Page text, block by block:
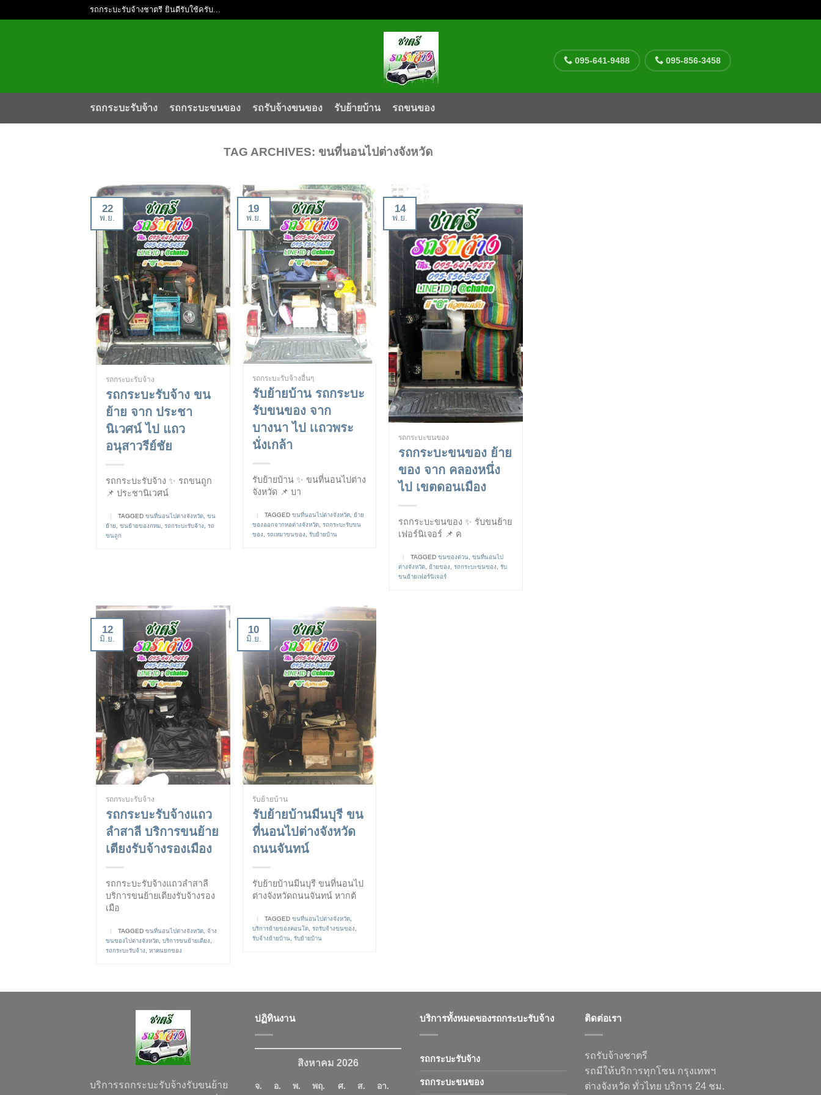
รถกระบะรับจ้างชาตรี ยินดีรับใช้ครับ...
095-641-9488 095-856-3458
รถกระบะรับจ้าง รถกระบะขนของ รถรับจ้างขนของ รับย้ายบ้าน รถขนของ
TAG ARCHIVES: ขนที่นอนไปต่างจังหวัด
22
พ.ย.
รถกระบะรับจ้าง
รถกระบะรับจ้าง ขน
ย้าย จาก ประชา
นิเวศน์ ไป แถว
อนุสาวรีย์ชัย
รถกระบะรับจ้าง ✨ รถขนถูก
📌 ประชานิเวศน์
| TAGGED ขนที่นอนไปต่างจังหวัด ขน
ย้าย
ขนย้ายของกทม รถกระบะรับจ้าง
รถ
ขนถูก
19
พ.ย.
รถกระบะรับจ้างอื่นๆ
รับย้ายบ้าน รถกระบะ
รับขนของ จาก
บางนา ไป เเถวพระ
นั่งเกล้า
รับย้ายบ้าน ✨ ขนที่นอนไปต่าง
จังหวัด 📌 บา
| TAGGED ขนที่นอนไปต่างจังหวัด,
ย้าย
ของออกจากหอต่างจังหวัด, รถกระบะรับขน
ของ
รถเหมาขนของ รับย้ายบ้าน
14
พ.ย.
รถกระบะขนของ
รถกระบะขนของ ย้าย
ของ จาก คลองหนึ่ง
ไป เขตดอนเมือง
รถกระบะขนของ ✨ รับขนย้าย
เฟอร์นิเจอร์ 📌 ค
| TAGGEDขนของด่วน,ขนที่นอนไป
ต่างจังหวัด, ย้ายของ,รถกระบะขนของ,รับ
ขนย้ายเฟอร์นิเจอร์
12
มิ.ย.
รถกระบะรับจ้าง
รถกระบะรับจ้างแถว
ลำสาลี บริการขนย้าย
เตียงรับจ้างรองเมือง
รถกระบะรับจ้างแถวลำสาลี
บริการขนย้ายเตียงรับจ้างรอง
เมือ
| TAGGED ขนที่นอนไปต่างจังหวัด, จ้าง
ขนของไปต่างจังหวัด, บริการขนย้ายเตียง,
รถกระบะรับจ้าง, หาคนยกของ
10
มิ.ย.
รับย้ายบ้าน
รับย้ายบ้านมีนบุรี ขน
ที่นอนไปต่างจังหวัด
ถนนจันทน์
รับย้ายบ้านมีนบุรี ขนที่นอนไป
ต่างจังหวัดถนนจันทน์ หากต้
| TAGGED ขนที่นอนไปต่างจังหวัด,
บริการย้ายของคอนโด, รถรับจ้างขนของ,
รับจ้างย้ายบ้าน, รับย้ายบ้าน
บริการรถกระบะรับจ้างรับขนย้าย
ปฏิทินงาน
สิงหาคม 2026
จ. อ. พ. พฤ. ศ. ส. อา.
บริการทั้งหมดของรถกระบะรับจ้าง
รถกระบะรับจ้าง
รถกระบะขนของ
ติดต่อเรา
รถรับจ้างชาตรี
รถมีให้บริการทุกโซน กรุงเทพฯ
ต่างจังหวัด ทั่วไทย บริการ 24 ชม.